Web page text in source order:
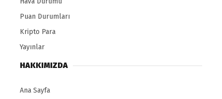
Puan Durumları
Kripto Para
Yayınlar
HAKKIMIZDA
Ana Sayfa